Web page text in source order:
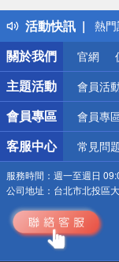
活動快訊
得
熱
銀
偏
詐
關於我們
官網
主題活動 會員活
會員專區 會員專
客服中心 常見問
服務時間： 週一至週日
公司地址： 台北市北投區